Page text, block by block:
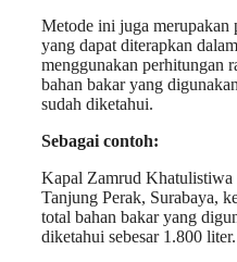
Metode ini juga merupakan
yang dapat diterapkan
menggunakan perhitungan
bahan bakar yang
sudah diketahui.
Sebagai contoh:
Kapal Zamrud Khatulistiwa
Tanjung Perak, Surabaya,
total bahan bakar yang
diketahui sebesar 1.800 liter.